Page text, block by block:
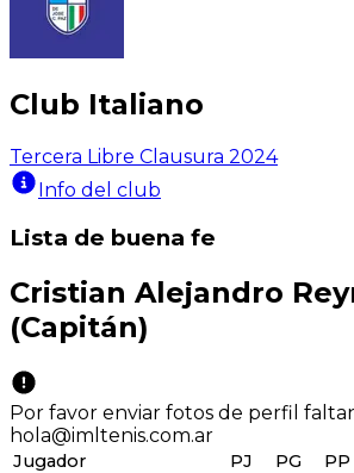
Club Italiano
Tercera Libre Clausura 2024
Info del club
Lista de buena fe
Cristian Alejandro
(Capitán)
Por favor enviar fotos de perfil
hola@imltenis.com.ar
Jugador PJ PG PP